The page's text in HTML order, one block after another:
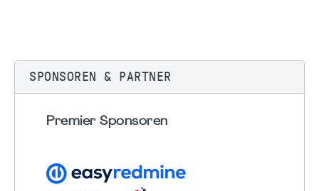
SPONSOREN & PARTNER
Premier Sponsoren